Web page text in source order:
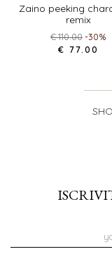
zaino peeking characters
remix
€ 110.00-30%
€ 77.00